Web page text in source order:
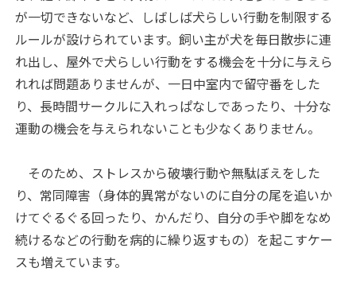
が一切できないなど、しばしば犬らしい行動を制限する
ルールが設けられています。飼い主が犬を毎日散歩に連
れ出し、屋外で犬らしい行動をする機会を十分に与えら
れれば問題ありませんが、一日中室内で留守番をした
り、長時間サークルに入れっぱなしであったり、十分な
運動の機会を与えられないことも少なくありません。
そのため、ストレスから破壊行動や無駄ぼえをした
り、常同障害（身体的異常がないのに自分の尾を追いか
けてぐるぐる回ったり、かんだり、自分の手や脚をなめ
続けるなどの行動を病的に繰り返すもの）を起こすケー
スも増えています。